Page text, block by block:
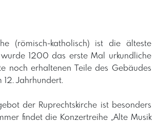
(römisch-katholisch) ist die älteste
wurde 1200 das erste Mal urkundliche
noch erhaltenen Teile des Gebäudes
12. Jahrhundert.
der Ruprechtskirche ist besonders
findet die Konzertreihe „Alte Musik